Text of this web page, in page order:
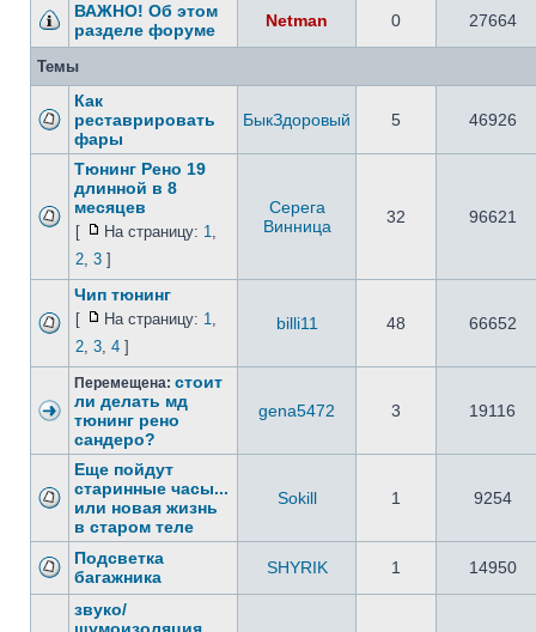
ВАЖНО! Об этом
разделе форуме
Netman 0 27664
Темы
Как
реставрировать
фары
БыкЗдоровый 5 46926
Тюнинг Рено 19
длинной в 8
месяцев
[ На страницу: 1,
2, 3 ]
Серега
Винница
32 96621
Чип тюнинг
[ На страницу: 1,
2, 3, 4 ]
billi11 48 66652
Перемещена: стоит
ли делать мд
тюнинг рено
сандеро?
gena5472 3 19116
Еще пойдут
старинные часы...
или новая жизнь
в старом теле
Sokill 1 9254
Подсветка
багажника
SHYRIK 1 14950
звуко/